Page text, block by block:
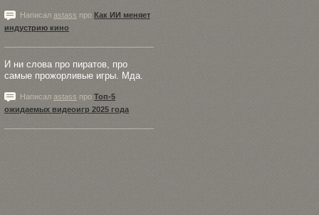
Написал astass про Как ИИ меняет
индустрию кино
И ни слова про пиратов, про
самые прожорливые игры. Мда.
Написал astass про Топ-5
ожидаемых видеоигр 2025 года